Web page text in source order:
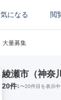
気になる 閲
大量募集
綾瀬市（神奈
20件1〜20件目を表示中